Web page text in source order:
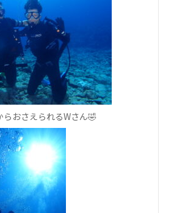
おさえられるWさん🤣